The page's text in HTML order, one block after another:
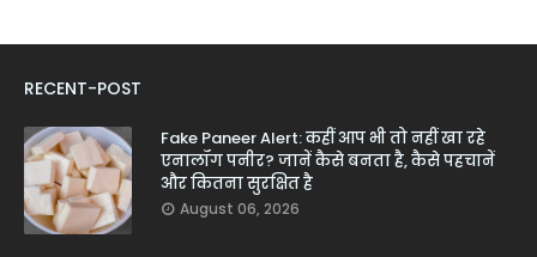
RECENT-POST
Fake Paneer Alert: कहीं आप भी तो नहीं खा रहे
एनालॉग पनीर? जानें कैसे बनता है, कैसे पहचानें
और कितना सुरक्षित है
August 06, 2026